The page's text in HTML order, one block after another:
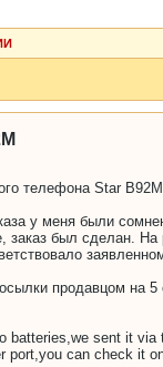
телефона Star
у меня были
был сделан. На
продавцом на
batteries,we sent it
port,you can check it